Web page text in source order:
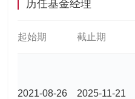
历任基金经理
起始期 截止期
2021-08-26 2025-11-21